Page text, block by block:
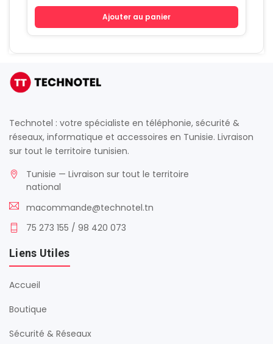
Ajouter au panier
Technotel : votre spécialiste en téléphonie, sécurité &
réseaux, informatique et accessoires en Tunisie. Livraison
sur tout le territoire tunisien.
Tunisie — Livraison sur tout le territoire
national
macommande@technotel.tn
75 273 155 / 98 420 073
Liens Utiles
Accueil
Boutique
Sécurité & Réseaux